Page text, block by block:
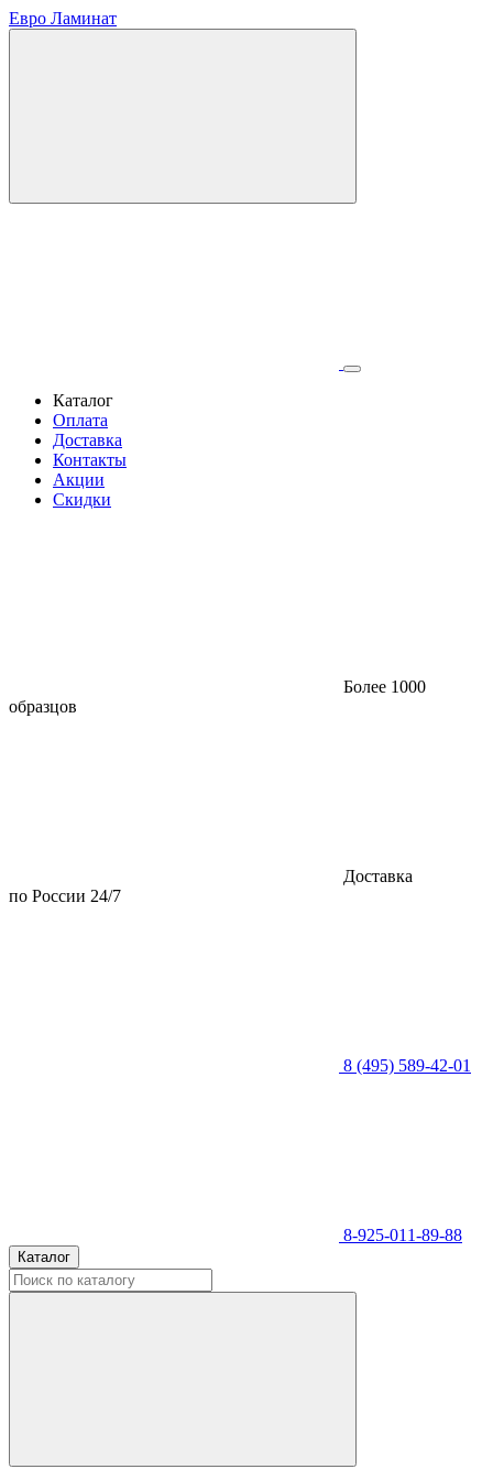
Евро Ламинат
Каталог
Оплата
Доставка
Контакты
Акции
Скидки
Более 1000
образцов
Доставка
по России 24/7
8 (495) 589-42-01
8-925-011-89-88
Каталог